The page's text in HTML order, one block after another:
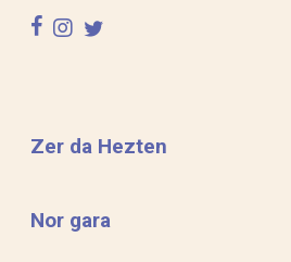
facebook
instagram
twitter
Zer da Hezten
Nor gara